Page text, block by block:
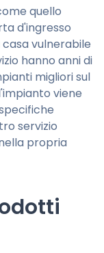
quello
d'ingresso
vulnerabile
hanno anni di
migliori sul
viene
servizio
propria